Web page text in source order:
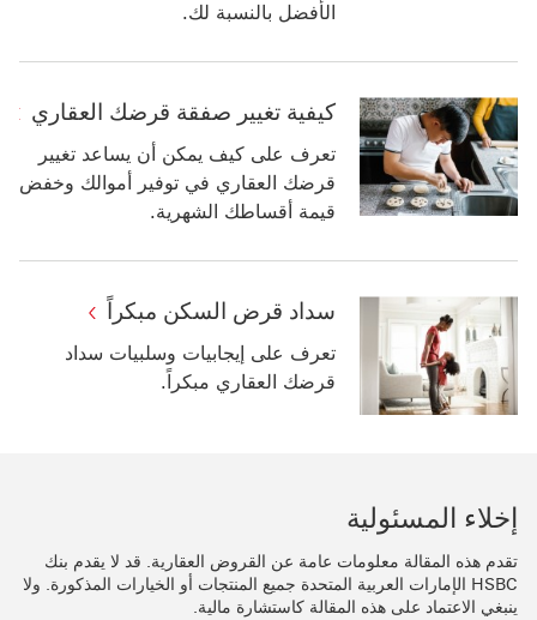
الأفضل بالنسبة لك.
كيفية تغيير صفقة قرضك العقاري
تعرف على كيف يمكن أن يساعد تغيير
قرضك العقاري في توفير أموالك وخفض
قيمة أقساطك الشهرية.
سداد قرض السكن مبكراً
‏‫‏‫تعرف على إيجابيات وسلبيات سداد
قرضك العقاري مبكراً.
إخلاء المسئولية
تقدم هذه المقالة معلومات عامة عن القروض العقارية. قد لا يقدم بنك
HSBC الإمارات العربية المتحدة‬ جميع المنتجات أو الخيارات المذكورة. ولا
ينبغي الاعتماد على هذه المقالة كاستشارة مالية.